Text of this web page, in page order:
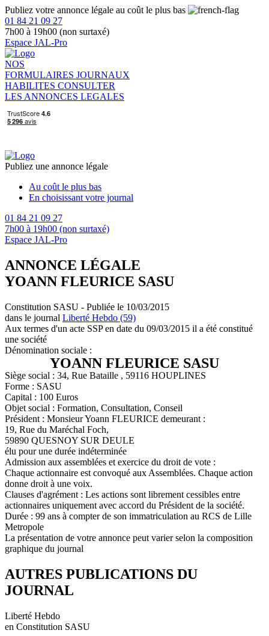
Publiez votre annonce légale au coût le plus bas
01 84 21 09 27
7h00 à 19h00 (non surtaxé)
Espace JAL-Pro
NOS
FORMULAIRES JOURNAUX
HABILITES CONSULTER
LES ANNONCES LEGALES
Publiez une annonce légale
Au coût le plus bas
En choisissant votre journal
01 84 21 09 27
7h00 à 19h00 (non surtaxé)
Espace JAL-Pro
ANNONCE LÉGALE
YOANN FLEURICE SASU
Constitution SASU - Publiée le 10/03/2015
dans le journal Liberté Hebdo (59)
Aux termes d'un acte SSP en date du 09/03/2015 il a été constitué
une société
Dénomination sociale :
YOANN FLEURICE SASU
Siège social : 34, Rue Bataille , 59116 HOUPLINES
Forme : SASU
Capital : 100 Euros
Objet social : Formation, Consultation, Conseil
Président : Monsieur Yoann FLEURICE demeurant :
19, Rue du Maréchal Foch,
59890 QUESNOY SUR DEULE
élu pour une durée indéterminée
Admission aux assemblées et exercice du droit de vote :
Chaque actionnaire est convoqué aux Assemblées. Chaque action
donne droit à une voix.
Clauses d'agrément : Les actions sont librement cessibles entre
actionnaires uniquement avec accord du Président de la société.
Durée : 99 ans à compter de son immatriculation au RCS de Lille
Metropole
La présentation de votre annonce peut varier selon la composition
graphique du journal
AUTRES PUBLICATIONS DU
JOURNAL
Liberté Hebdo
en Constitution SASU